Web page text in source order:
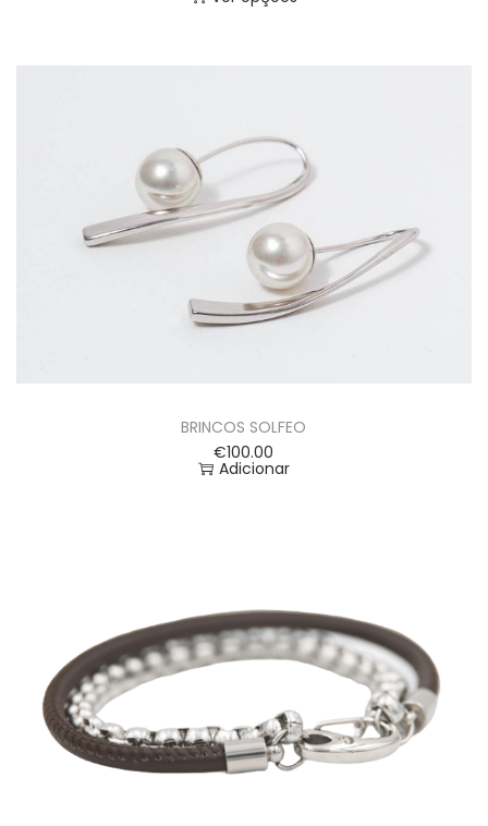
BRINCOS SOLFEO
€100.00
Adicionar